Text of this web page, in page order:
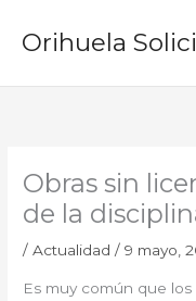
Orihuela
Obras sin
de la
/Actualidad /9 mayo,
Es muy común que
u